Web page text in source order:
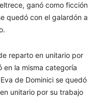
ganó como ficción
quedó con el galardón a
reparto en unitario por
en la misma categoría
de Dominici se quedó
unitario por su trabajo